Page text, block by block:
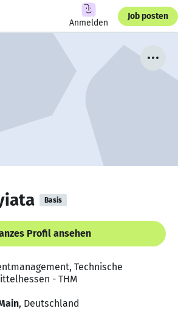
Anmelden
Job posten
Basis
Profil ansehen
Technische
- THM
, Deutschland